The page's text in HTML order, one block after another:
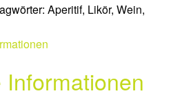
Aperitif, Likör, Wein,